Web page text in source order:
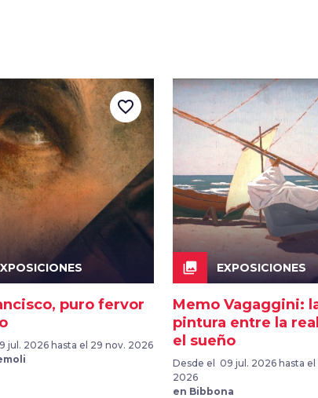
puro fervor
jul. 2026 hasta el 29 nov. 2026
favorite_border
collections EXPOSICIONES
Memo Vagaggini:
pintura entre la
el sueño
Desde el 09 jul. 2026 hasta el
2026
en Bibbona